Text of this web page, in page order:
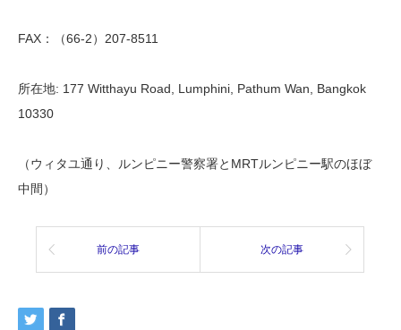
FAX：（66-2）207-8511
所在地: 177 Witthayu Road, Lumphini, Pathum Wan, Bangkok
10330
（ウィタユ通り、ルンピニー警察署とMRTルンピニー駅のほぼ
中 間）
前の記事 次の記事